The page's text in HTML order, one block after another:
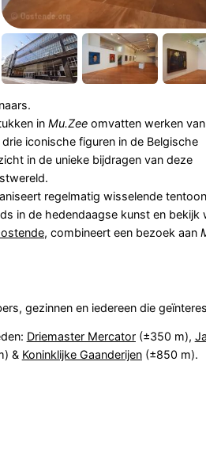
in Mu.Zeeomvatten werken van
drie iconische figuren in de Belgische
in de unieke bijdragen van deze
regelmatig wisselende
in de hedendaagse kunst en
, combineert een bezoek aan
gezinnen en iedereen die
Driemaster Mercator(±350 m),
& Koninklijke Gaanderijen(±850 m).